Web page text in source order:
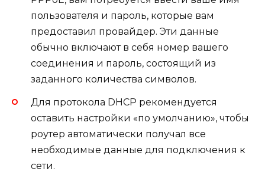
пользователя и пароль, которые вам
предоставил провайдер. Эти данные
обычно включают в себя номер вашего
соединения и пароль, состоящий из
заданного количества символов.
Для протокола DHCP рекомендуется
оставить настройки «по умолчанию», чтобы
роутер автоматически получал все
необходимые данные для подключения к
сети.